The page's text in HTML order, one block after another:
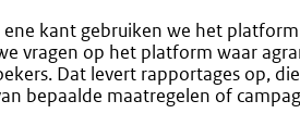
ene kant gebruiken we het
vragen op het platform waar
Dat levert rapportages op,
bepaalde maatregelen of